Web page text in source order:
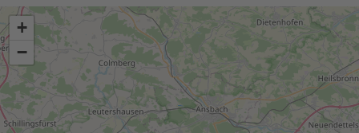
+
−